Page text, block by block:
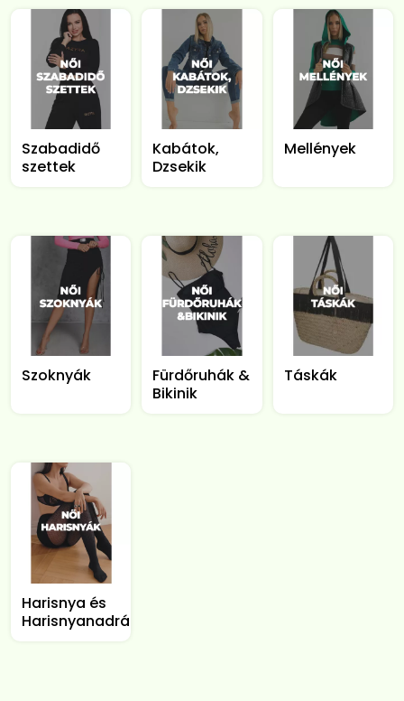
Szabadidő
szettek
Kabátok,
Dzsekik
Mellények
Szoknyák
Fürdőruhák &
Bikinik
Táskák
Harisnya és
Harisnyanadrág